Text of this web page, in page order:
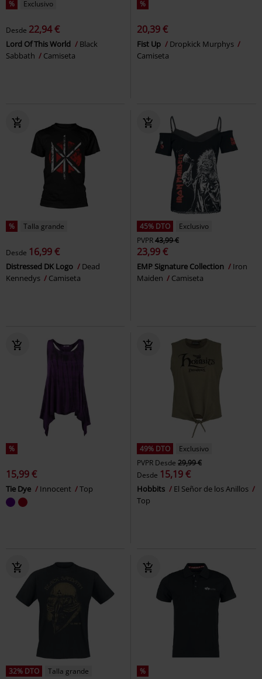
% Exclusivo
Desde 22,94 €
Lord Of This World
Black
Sabbath
Camiseta
%
20,39 €
Fist Up
Dropkick Murphys
Camiseta
% Talla grande
Desde 16,99 €
Distressed DK Logo
Dead
Kennedys
Camiseta
45% DTO
Exclusivo
PVPR43,99 €
23,99 €
EMP Signature Collection
Iron
Maiden
Camiseta
%
15,99 €
Tie Dye Innocent Top
49% DTO
Exclusivo
PVPR Desde 29,99 €
Desde 15,19 €
Hobbits
El Señor de los Anillos
Top
32% DTO
Talla grande
%